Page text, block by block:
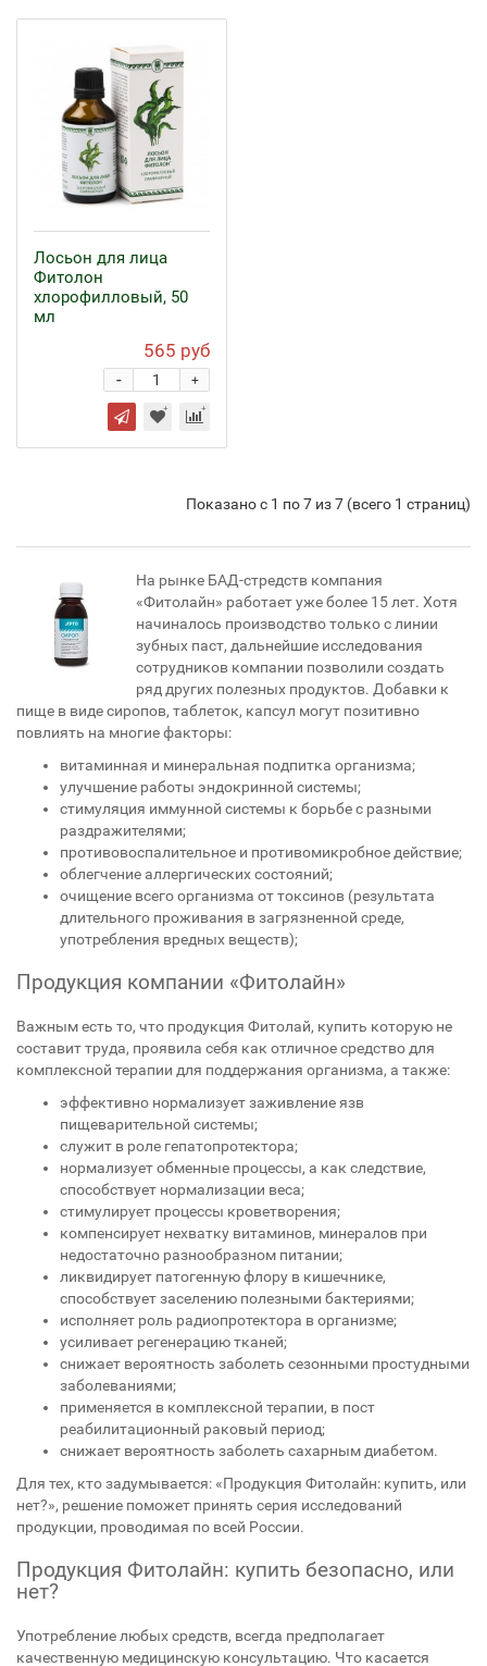
Лосьон для лица
Фитолон
хлорофилловый, 50
мл
565 руб
+
-
Показано с 1 по 7 из 7 (всего 1 страниц)
На рынке БАД-стредств компания
«Фитолайн» работает уже более 15 лет. Хотя
начиналось производство только с линии
зубных паст, дальнейшие исследования
сотрудников компании позволили создать
ряд других полезных продуктов. Добавки к
пище в виде сиропов, таблеток, капсул могут позитивно
повлиять на многие факторы:
витаминная и минеральная подпитка организма;
улучшение работы эндокринной системы;
стимуляция иммунной системы к борьбе с разными
раздражителями;
противовоспалительное и противомикробное действие;
облегчение аллергических состояний;
очищение всего организма от токсинов (результата
длительного проживания в загрязненной среде,
употребления вредных веществ);
Продукция компании «Фитолайн»
Важным есть то, что продукция Фитолай, купить которую не
составит труда, проявила себя как отличное средство для
комплексной терапии для поддержания организма, а также:
эффективно нормализует заживление язв
пищеварительной системы;
служит в роле гепатопротектора;
нормализует обменные процессы, а как следствие,
способствует нормализации веса;
стимулирует процессы кроветворения;
компенсирует нехватку витаминов, минералов при
недостаточно разнообразном питании;
ликвидирует патогенную флору в кишечнике,
способствует заселению полезными бактериями;
исполняет роль радиопротектора в организме;
усиливает регенерацию тканей;
снижает вероятность заболеть сезонными простудными
заболеваниями;
применяется в комплексной терапии, в пост
реабилитационный раковый период;
снижает вероятность заболеть сахарным диабетом.
Для тех, кто задумывается: «Продукция Фитолайн: купить, или
нет?», решение поможет принять серия исследований
продукции, проводимая по всей России.
Продукция Фитолайн: купить безопасно, или
нет?
Употребление любых средств, всегда предполагает
качественную медицинскую консультацию. Что касается